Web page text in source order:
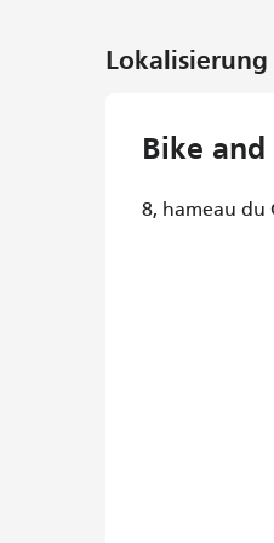
Lokalisierung
Bike
8, hameau du